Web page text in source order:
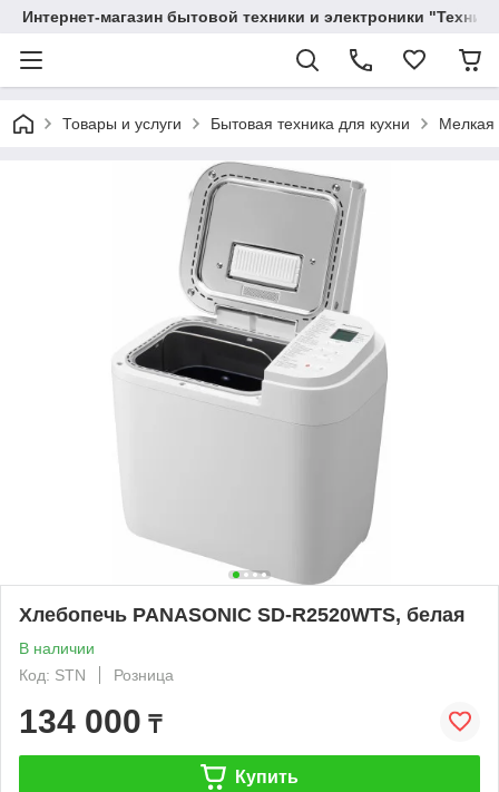
Интернет-магазин бытовой техники и электроники
Товары и услуги Бытовая техника для кухни Мелкая
Хлебопечь PANASONIC SD-R2520WTS, белая
В наличии
Код: STN
Розница
134 000 ₸
Купить